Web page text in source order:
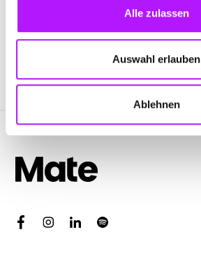
Alle zulassen
Auswahl erlauben
Ablehnen